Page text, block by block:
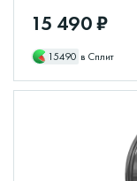
15 490 ₽
15490 в Сплит